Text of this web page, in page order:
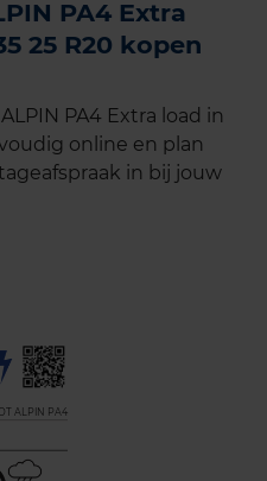
PA4 Extra
25 R20 kopen
PA4 Extra load in
online en plan
in bij jouw
ALPIN PA4